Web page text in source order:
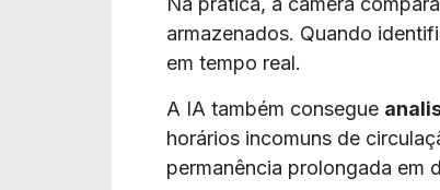
armazenados. Quando
em tempo real.
A IA também consegue
horários incomuns de
permanência prolongada em